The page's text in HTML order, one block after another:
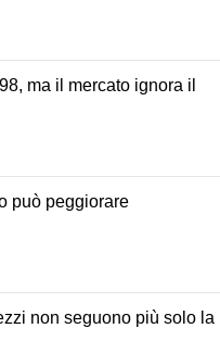
ma il mercato ignora il
può peggiorare
non seguono più solo la